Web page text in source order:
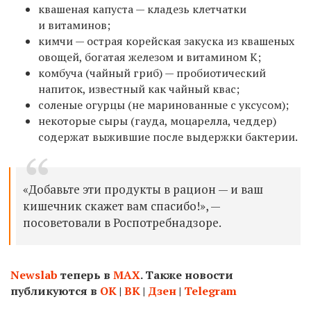
квашеная капуста — кладезь клетчатки
и витаминов;
кимчи — острая корейская закуска из квашеных
овощей, богатая железом и витамином К;
комбуча (чайный гриб) — пробиотический
напиток, известный как чайный квас;
соленые огурцы (не маринованные с уксусом);
некоторые сыры (гауда, моцарелла, чеддер)
содержат выжившие после выдержки бактерии.
«Добавьте эти продукты в рацион — и ваш
кишечник скажет вам спасибо!», —
посоветовали в Роспотребнадзоре.
Newslab теперь в МАХ. Также новости
публикуются в ОК| ВК| Дзен| Telegram